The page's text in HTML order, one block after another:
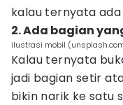
kalau ternyata
2. Ada bagian
ilustrasi mobil
Kalau ternyata
jadi bagian setir
bikin narik ke satu